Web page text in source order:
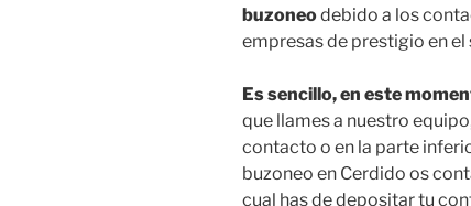
buzoneodebido a los
empresas de prestigio en
Es sencillo, en este
que llames a nuestro
contacto o en la parte
buzoneo en Cerdido os
cual has de depositar tu